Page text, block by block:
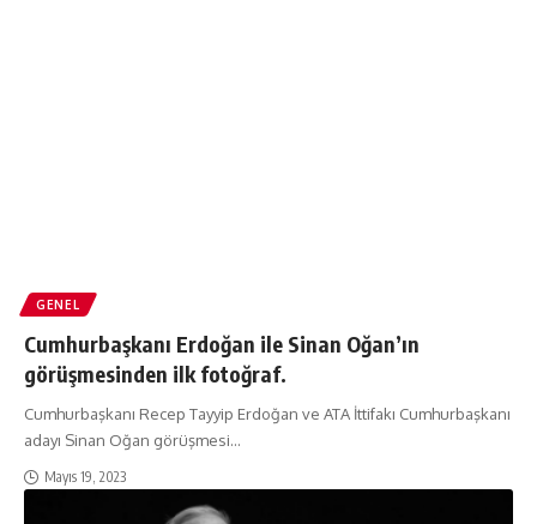
GENEL
Cumhurbaşkanı Erdoğan ile Sinan Oğan’ın
görüşmesinden ilk fotoğraf.
Cumhurbaşkanı Recep Tayyip Erdoğan ve ATA İttifakı Cumhurbaşkanı
adayı Sinan Oğan görüşmesi…
Mayıs 19, 2023